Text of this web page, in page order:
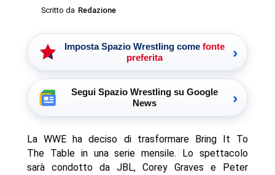
Scritto da Redazione
Imposta Spazio Wrestling come fonte
preferita
›
Segui Spazio Wrestling su Google
News
›
La WWE ha deciso di trasformare Bring It To
The Table in una serie mensile. Lo spettacolo
sarà condotto da JBL, Corey Graves e Peter